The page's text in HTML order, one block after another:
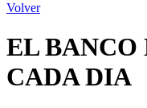
Volver
EL BANCO
CADA DIA